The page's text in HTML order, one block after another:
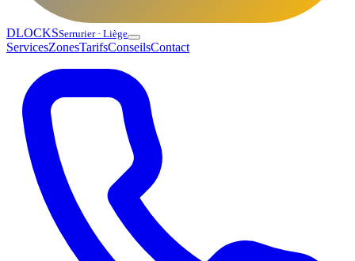
DLOCKSSerrurier · Liège
ServicesZonesTarifsConseilsContact